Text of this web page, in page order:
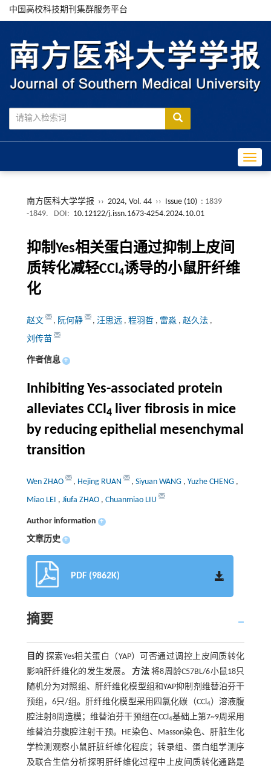
中国高校科技期刊集群服务平台
南方医科大学学报 ›› 2024, Vol. 44 ›› Issue (10) : 1839
-1849.
DOI: 10.12122/j.issn.1673-4254.2024.10.01
抑制Yes相关蛋白通过抑制上皮间
质转化减轻CCl 4诱导的小鼠肝纤维
化
赵文 , 阮何静 , 汪思远 , 程羽哲 , 雷淼 , 赵久法 ,
刘传苗
作者信息 +
Inhibiting Yes-associated protein
alleviates CCl 4liver fibrosis in mice
by reducing epithelial mesenchymal
transition
Wen ZHAO , Hejing RUAN , Siyuan WANG , Yuzhe CHENG ,
Miao LEI , Jiufa ZHAO , Chuanmiao LIU
Author information +
文章历史 +
PDF (9862K)
摘要
目的 探索Yes相关蛋白（YAP）可否通过调控上皮间质转化
影响肝纤维化的发生发展。 方法将8周龄C57BL/6小鼠18只
随机分为对照组、肝纤维化模型组和YAP抑制剂维替泊芬干
预组，6只/组。肝纤维化模型采用四氯化碳（CCl 4）溶液腹
腔注射8周造模；维替泊芬干预组在CCl 4基础上第7~9周采用
维替泊芬腹腔注射干预。HE染色、Masson染色、肝脏生化
学检测观察小鼠肝脏纤维化程度；转录组、蛋白组学测序
及联合生信分析探明肝纤维化过程中上皮间质转化通路是